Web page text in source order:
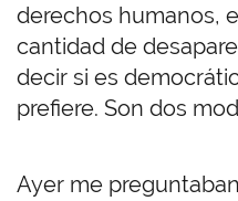
derechos humanos,
cantidad de
decir si es
prefiere. Son dos
Ayer me